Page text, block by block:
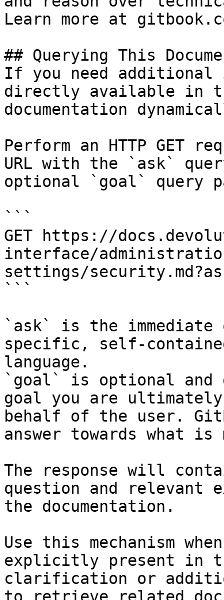
Learn more at
## Querying This
If you need
directly available in
documentation
Perform an HTTP GET
URL with the `ask`
optional `goal` query
```
GET https://
interface/
settings/
```
`ask` is the
specific, self-
language.
`goal` is optional and
goal you are
behalf of the user.
answer towards what
The response will
question and relevant
the documentation.
Use this mechanism
explicitly present in
clarification or